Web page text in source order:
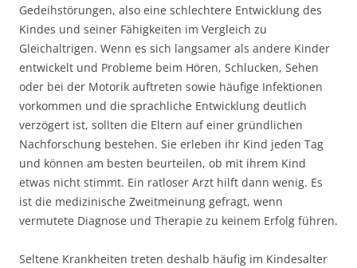
Gedeihstörungen, also eine schlechtere Entwicklung des
Kindes und seiner Fähigkeiten im Vergleich zu
Gleichaltrigen. Wenn es sich langsamer als andere Kinder
entwickelt und Probleme beim Hören, Schlucken, Sehen
oder bei der Motorik auftreten sowie häufige Infektionen
vorkommen und die sprachliche Entwicklung deutlich
verzögert ist, sollten die Eltern auf einer gründlichen
Nachforschung bestehen. Sie erleben ihr Kind jeden Tag
und können am besten beurteilen, ob mit ihrem Kind
etwas nicht stimmt. Ein ratloser Arzt hilft dann wenig. Es
ist die medizinische Zweitmeinung gefragt, wenn
vermutete Diagnose und Therapie zu keinem Erfolg führen.
Seltene Krankheiten treten deshalb häufig im Kindesalter